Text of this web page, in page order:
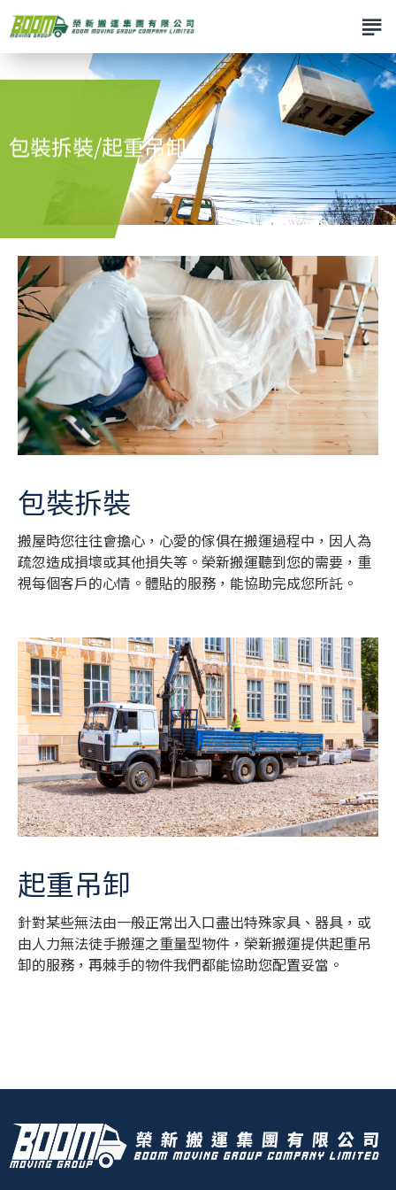
包裝拆裝/起重吊卸
包裝拆裝
搬屋時您往往會擔心，心愛的傢俱在搬運過程中，因人為
疏忽造成損壞或其他損失等。榮新搬運聽到您的需要，重
視每個客戶的心情。體貼的服務，能協助完成您所託。
起重吊卸
針對某些無法由一般正常出入口盡出特殊家具、器具，或
由人力無法徒手搬運之重量型物件，榮新搬運提供起重吊
卸的服務，再棘手的物件我們都能協助您配置妥當。